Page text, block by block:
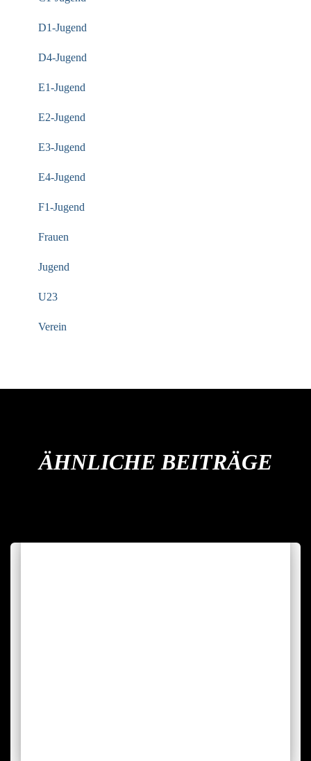
D1-Jugend
D4-Jugend
E1-Jugend
E2-Jugend
E3-Jugend
E4-Jugend
F1-Jugend
Frauen
Jugend
U23
Verein
ÄHNLICHE BEITRÄGE